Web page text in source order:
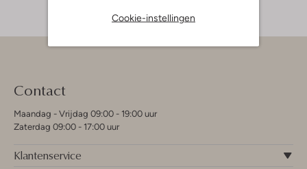
Cookie-instellingen
Contact
Maandag - Vrijdag 09:00 - 19:00 uur
Zaterdag 09:00 - 17:00 uur
Klantenservice